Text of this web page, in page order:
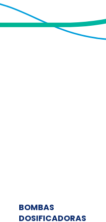
BOMBAS
DOSIFICADORAS